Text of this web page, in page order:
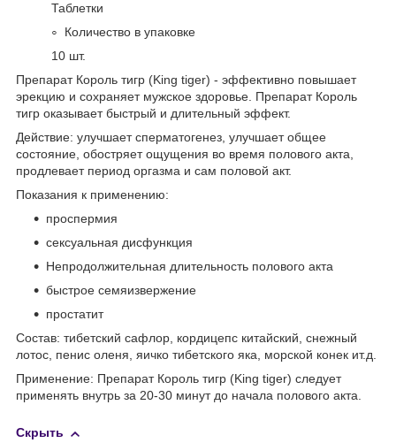
Таблетки
Количество в упаковке
10 шт.
Препарат Король тигр (King tiger) - эффективно повышает
эрекцию и сохраняет мужское здоровье. Препарат Король
тигр оказывает быстрый и длительный эффект.
Действие: улучшает сперматогенез, улучшает общее
состояние, обостряет ощущения во время полового акта,
продлевает период оргазма и сам половой акт.
Показания к применению:
проспермия
сексуальная дисфункция
Непродолжительная длительность полового акта
быстрое семяизвержение
простатит
Состав: тибетский сафлор, кордицепс китайский, снежный
лотос, пенис оленя, яичко тибетского яка, морской конек ит.д.
Применение: Препарат Король тигр (King tiger) следует
применять внутрь за 20-30 минут до начала полового акта.
Скрыть